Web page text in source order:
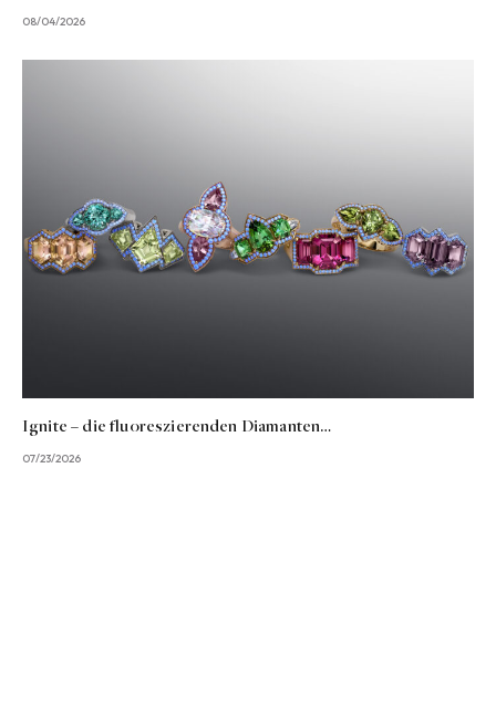
08/04/2026
Ignite – die fluoreszierenden Diamanten…
07/23/2026